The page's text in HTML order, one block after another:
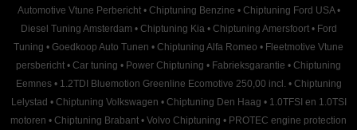
Automotive Vtune Perbericht • Chiptuning Benzine • Chiptuning Ford USA •
Diesel Tuning Amsterdam • Chiptuning Kia • Chiptuning Amersfoort • Ford
Tuning • Goedkoop Auto Tunen • Chiptuning Alfa Romeo • Fleetmotive Vtune
persbericht • Car tuning • Power Chiptuning • Fabrieksgarantie • Chiptuning
Eemnes • 1.2TDI Bluemotion Greenline Ecomotive 250,00 incl. • Chiptuning
Lelystad • Chiptuning Volkswagen • Chiptuning Den Haag • 1.0TFSI en 1.0TSI
motoren • Chiptuning Brabant • Volvo Chiptuning • PROTEC engine protection